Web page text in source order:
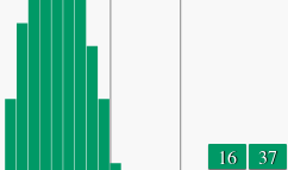
16 37